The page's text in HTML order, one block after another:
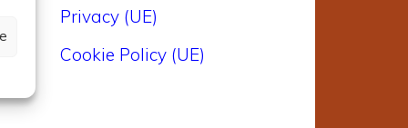
Privacy (UE)
Cookie Policy (UE)